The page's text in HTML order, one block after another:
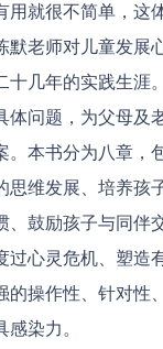
用就很不简单，这
默老师对儿童发展
十几年的实践生涯
体问题，为父母及
。本书分为八章，
思维发展、培养孩
、鼓励孩子与同伴
过心灵危机、塑造
的操作性、针对性
染力。